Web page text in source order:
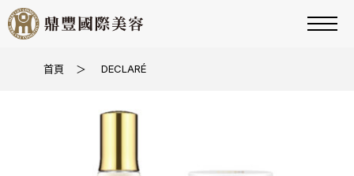
首頁 ＞ DECLARÉ